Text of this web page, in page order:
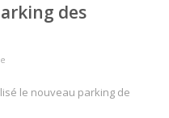
des
le nouveau parking de